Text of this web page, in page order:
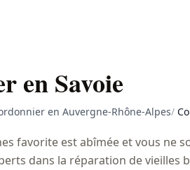
en Savoie
en Auvergne-Rhône-Alpes/
favorite est abîmée et vous ne
dans la réparation de vieilles